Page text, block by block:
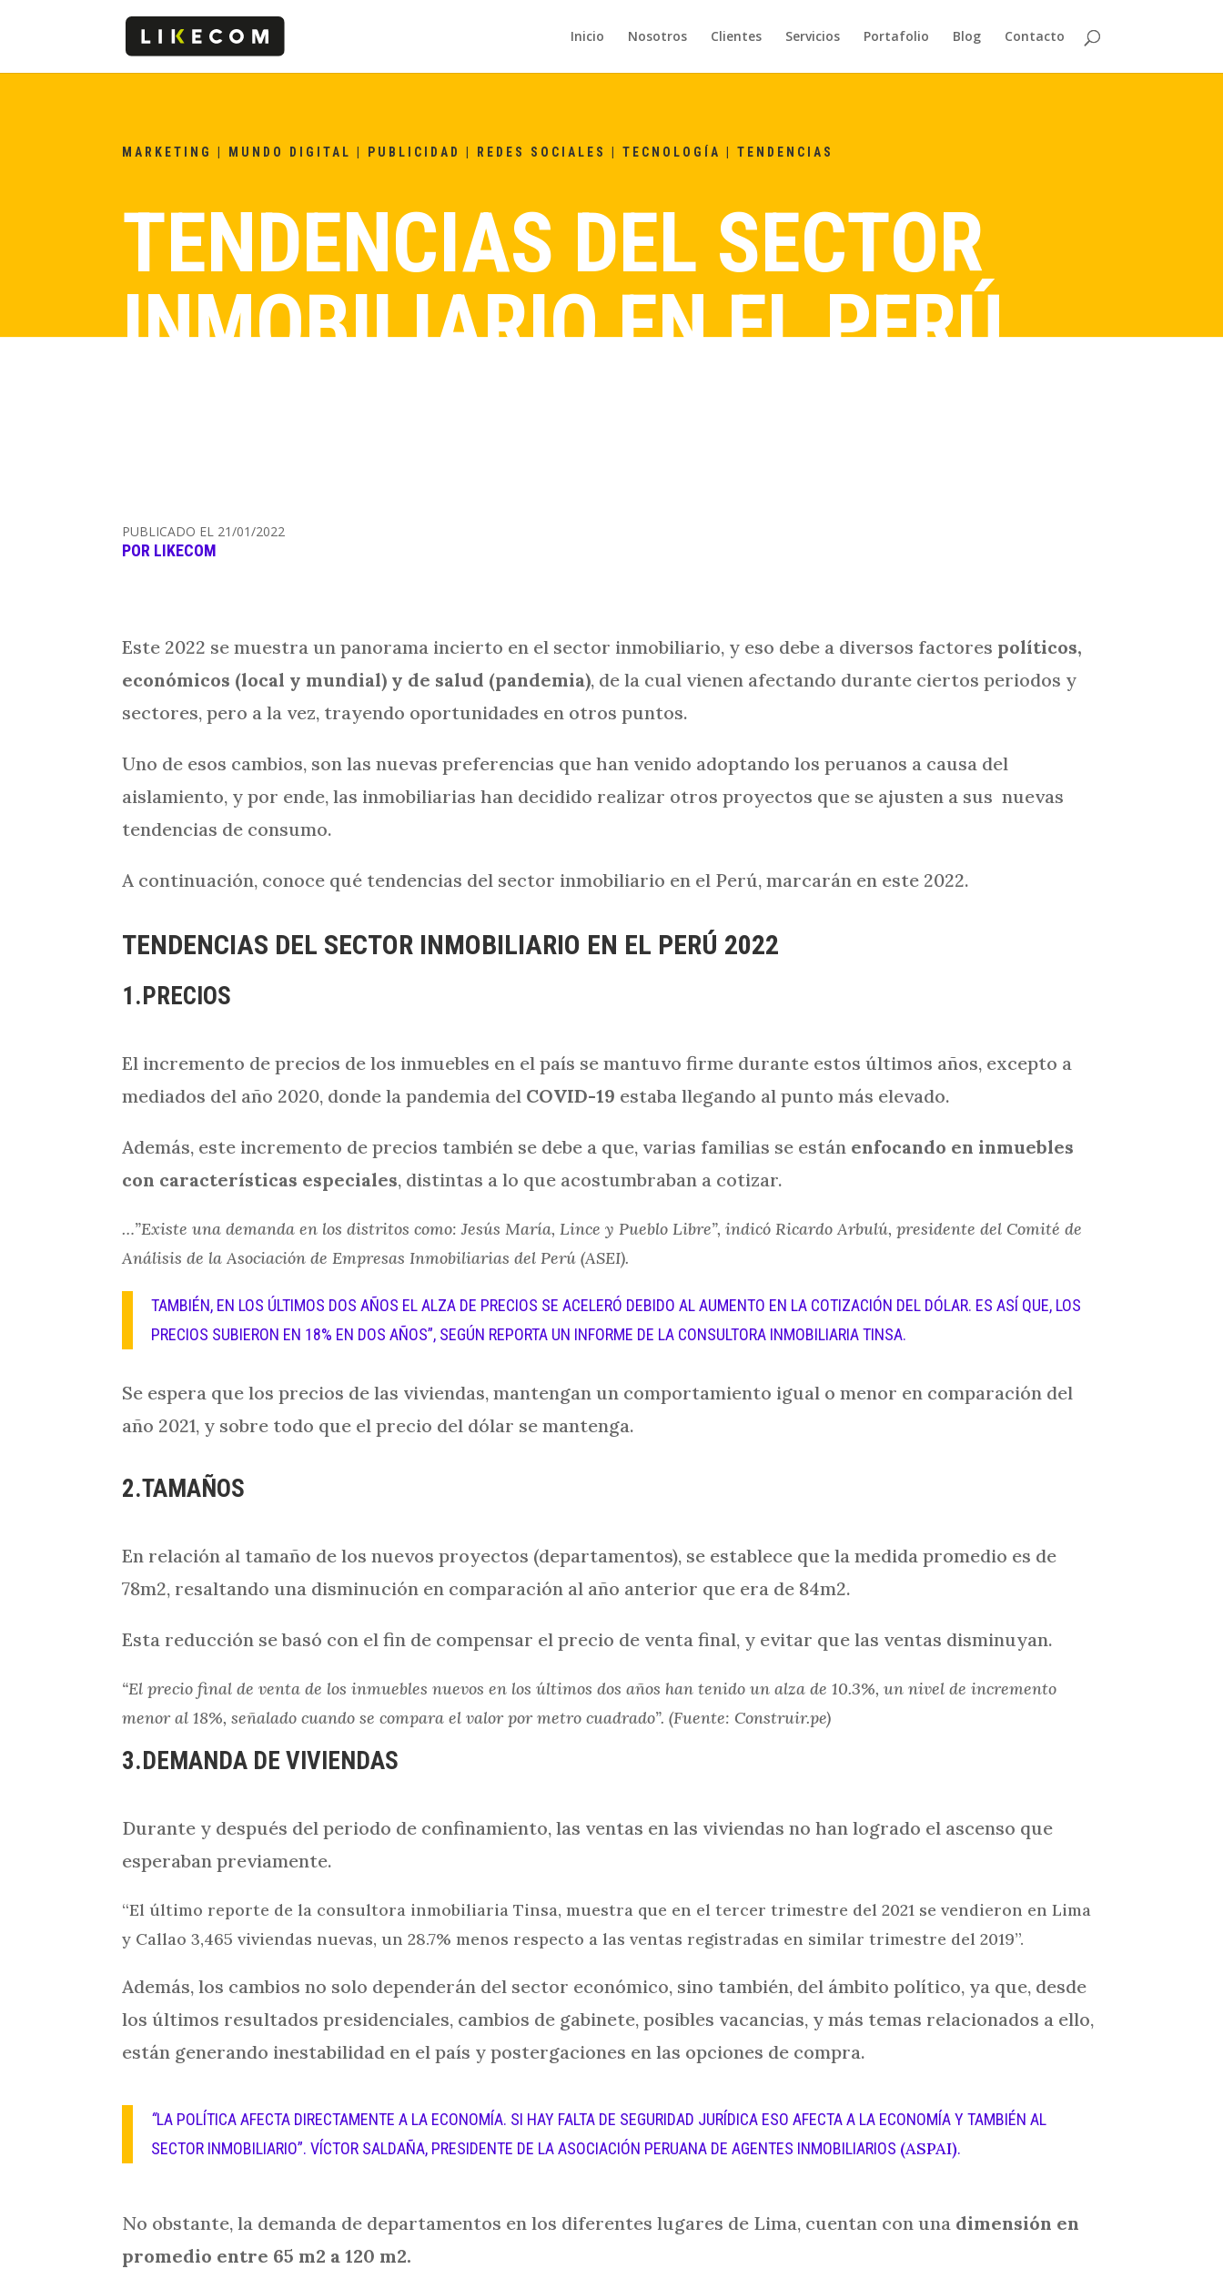
Inicio Nosotros Clientes Servicios Portafolio Blog Contacto
MARKETING MUNDO DIGITAL PUBLICIDAD REDES SOCIALES |TECNOLOGÍA |TENDENCIAS
TENDENCIAS DEL SECTOR
INMOBILIARIO EN EL PERÚ
PUBLICADO EL 21/01/2022
POR LIKECOM
Este 2022 se muestra un panorama incierto en el sector inmobiliario, y eso debe a diversos factores políticos,
económicos (local y mundial) y de salud (pandemia), de la cual vienen afectando durante ciertos periodos y
sectores, pero a la vez, trayendo oportunidades en otros puntos.
Uno de esos cambios, son las nuevas preferencias que han venido adoptando los peruanos a causa del
aislamiento, y por ende, las inmobiliarias han decidido realizar otros proyectos que se ajusten a sus nuevas
tendencias de consumo.
A continuación, conoce qué tendencias del sector inmobiliario en el Perú, marcarán en este 2022.
TENDENCIAS DEL SECTOR INMOBILIARIO EN EL PERÚ 2022
1.PRECIOS
El incremento de precios de los inmuebles en el país se mantuvo firme durante estos últimos años, excepto a
mediados del año 2020, donde la pandemia del COVID-19 estaba llegando al punto más elevado.
Además, este incremento de precios también se debe a que, varias familias se están enfocando en inmuebles
con características especiales, distintas a lo que acostumbraban a cotizar.
…”Existe una demanda en los distritos como: Jesús María, Lince y Pueblo Libre”, indicó Ricardo Arbulú, presidente del Comité de
Análisis de la Asociación de Empresas Inmobiliarias del Perú (ASEI).
TAMBIÉN, EN LOS ÚLTIMOS DOS AÑOS EL ALZA DE PRECIOS SE ACELERÓ DEBIDO AL AUMENTO EN LA COTIZACIÓN DEL DÓLAR. ES ASÍ QUE, LOS
PRECIOS SUBIERON EN 18% EN DOS AÑOS”, SEGÚN REPORTA UN INFORME DE LA CONSULTORA INMOBILIARIA TINSA.
Se espera que los precios de las viviendas, mantengan un comportamiento igual o menor en comparación del
año 2021, y sobre todo que el precio del dólar se mantenga.
2.TAMAÑOS
En relación al tamaño de los nuevos proyectos (departamentos), se establece que la medida promedio es de
78m2, resaltando una disminución en comparación al año anterior que era de 84m2.
Esta reducción se basó con el fin de compensar el precio de venta final, y evitar que las ventas disminuyan.
“El precio final de venta de los inmuebles nuevos en los últimos dos años han tenido un alza de 10.3%, un nivel de incremento
menor al 18%, señalado cuando se compara el valor por metro cuadrado”. (Fuente: Construir.pe)
3.DEMANDA DE VIVIENDAS
Durante y después del periodo de confinamiento, las ventas en las viviendas no han logrado el ascenso que
esperaban previamente.
“El último reporte de la consultora inmobiliaria Tinsa, muestra que en el tercer trimestre del 2021 se vendieron en Lima
y Callao 3,465 viviendas nuevas, un 28.7% menos respecto a las ventas registradas en similar trimestre del 2019”.
Además, los cambios no solo dependerán del sector económico, sino también, del ámbito político, ya que, desde
los últimos resultados presidenciales, cambios de gabinete, posibles vacancias, y más temas relacionados a ello,
están generando inestabilidad en el país y postergaciones en las opciones de compra.
“LA POLÍTICA AFECTA DIRECTAMENTE A LA ECONOMÍA. SI HAY FALTA DE SEGURIDAD JURÍDICA ESO AFECTA A LA ECONOMÍA Y TAMBIÉN AL
SECTOR INMOBILIARIO”. VÍCTOR SALDAÑA, PRESIDENTE DE LA ASOCIACIÓN PERUANA DE AGENTES INMOBILIARIOS (ASPAI).
No obstante, la demanda de departamentos en los diferentes lugares de Lima, cuentan con una dimensión en
promedio entre 65 m2 a 120 m2.